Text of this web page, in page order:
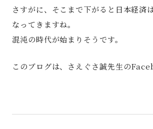
さすがに、そこまで下がると日本経済
なってきますね。
混沌の時代が始まりそうです。
このブログは、さえぐさ誠先生の